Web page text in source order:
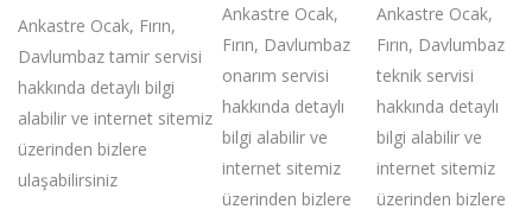
Ankastre Ocak, Fırın,
Davlumbaz tamir servisi
hakkında detaylı bilgi
alabilir ve internet sitemiz
üzerinden bizlere
ulaşabilirsiniz
Ankastre Ocak,
Fırın, Davlumbaz
onarım servisi
hakkında detaylı
bilgi alabilir ve
internet sitemiz
üzerinden bizlere
Ankastre Ocak,
Fırın, Davlumbaz
teknik servisi
hakkında detaylı
bilgi alabilir ve
internet sitemiz
üzerinden bizlere